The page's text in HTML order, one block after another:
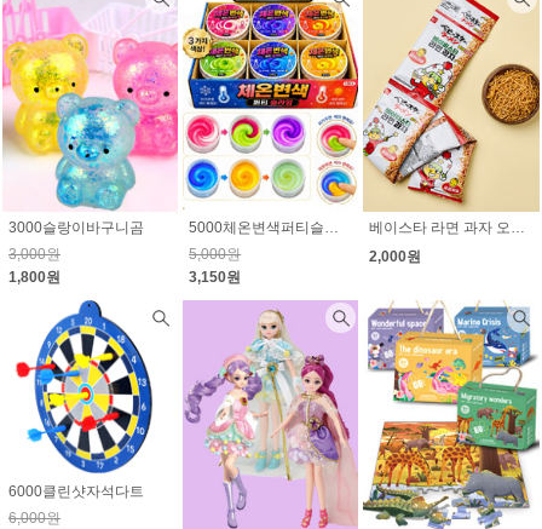
3000슬랑이바구니곰
3,000원
1,800원
5000체온변색퍼티슬라임
5,000원
3,150원
베이스타 라면 과자 오리지널 4p(줄줄이) 80g(20g×4개)
2,000원
6000클린샷자석다트
6,000원